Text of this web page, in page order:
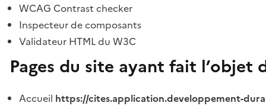
WCAG Contrast checker
Inspecteur de composants
Validateur HTML du W3C
Pages du site ayant fait
Accueil https://cites.application.developpement-